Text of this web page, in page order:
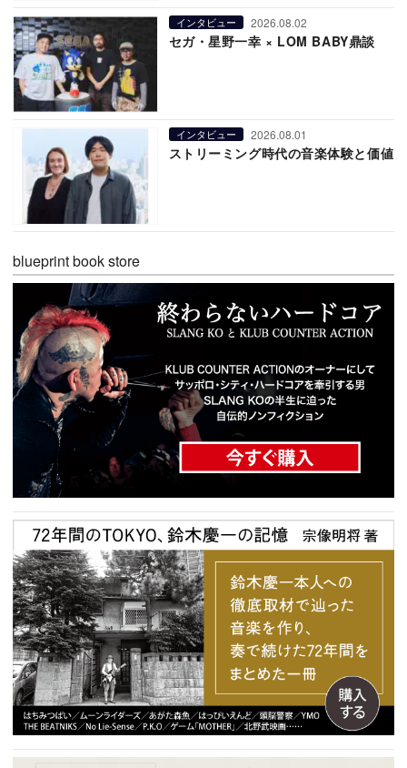
インタビュー 2026.08.02
セガ・星野一幸 × LOM BABY鼎談
インタビュー 2026.08.01
ストリーミング時代の音楽体験と価値
blueprint book store